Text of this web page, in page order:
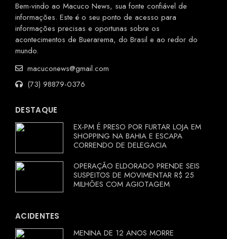
Bem-vindo ao Macuco News, sua fonte confiável de
informações. Este é o seu ponto de acesso para
informações precisas e oportunas sobre os
acontecimentos de Buerarema, do Brasil e ao redor do
mundo.
macuconews@gmail.com
(73) 98879-0376
DESTAQUE
EX-PM É PRESO POR FURTAR LOJA EM
SHOPPING NA BAHIA E ESCAPA
CORRENDO DE DELEGACIA
OPERAÇÃO ELDORADO PRENDE SEIS
SUSPEITOS DE MOVIMENTAR R$ 25
MILHÕES COM AGIOTAGEM
ACIDENTES
MENINA DE 12 ANOS MORRE